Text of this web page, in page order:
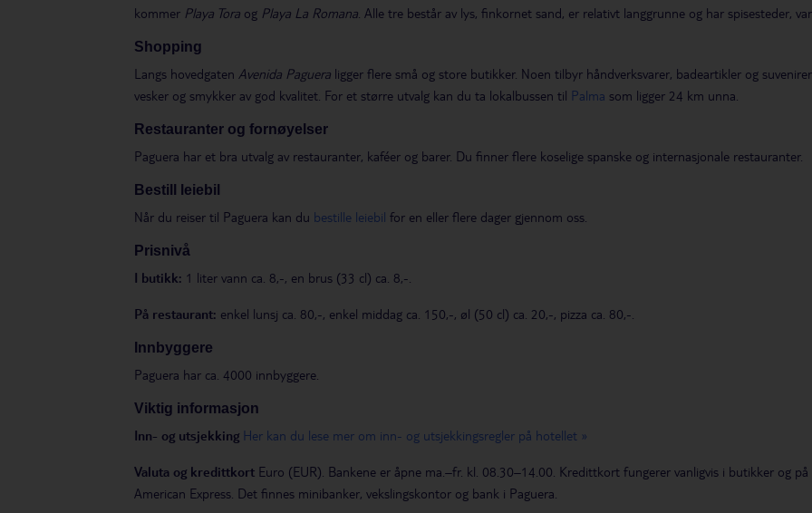
kommer Playa Tora og Playa La Romana . Alle tre består av lys, finkornet sand, er relativt langgrunne og har spisesteder,
Shopping
Langs hovedgaten Avenida Paguera ligger flere små og store butikker. Noen tilbyr håndverksvarer, badeartikler og
vesker og smykker av god kvalitet. For et større utvalg kan du ta lokalbussen til Palma som ligger 24 km unna.
Restauranter og fornøyelser
Paguera har et bra utvalg av restauranter, kaféer og barer. Du finner flere koselige spanske og internasjonale restauranter.
Bestill leiebil
Når du reiser til Paguera kan du bestille leiebil for en eller flere dager gjennom oss.
Prisnivå
I butikk: 1 liter vann ca. 8,-, en brus (33 cl) ca. 8,-.
På restaurant: enkel lunsj ca. 80,-, enkel middag ca. 150,-, øl (50 cl) ca. 20,-, pizza ca. 80,-.
Innbyggere
Paguera har ca. 4000 innbyggere.
Viktig informasjon
Inn- og utsjekking Her kan du lese mer om inn- og utsjekkingsregler på hotellet »
Valuta og kredittkort Euro (EUR). Bankene er åpne ma.–fr. kl. 08.30–14.00. Kredittkort fungerer vanligvis i butikker og
American Express. Det finnes minibanker, vekslingskontor og bank i Paguera.